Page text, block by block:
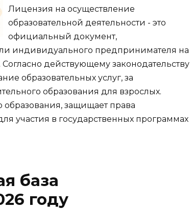
Лицензия на осуществление
образовательной деятельности - это
официальный документ,
индивидуального предпринимателя на
действующему законодательству
образовательных услуг, за
образования для взрослых.
образования, защищает права
участия в государственных программах
база
году